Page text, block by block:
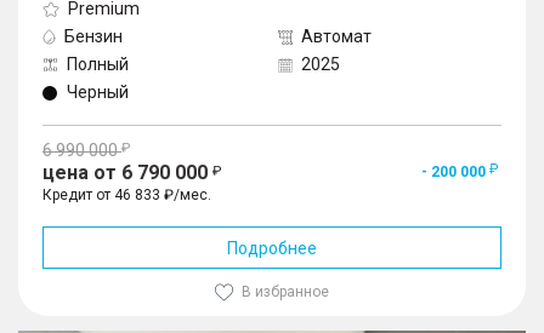
Premium
Бензин
Автомат
Полный
2025
Черный
6 990 000
цена от 6 790 000
- 200 000
Кредит от 46 833 ₽/мес.
Подробнее
В избранное